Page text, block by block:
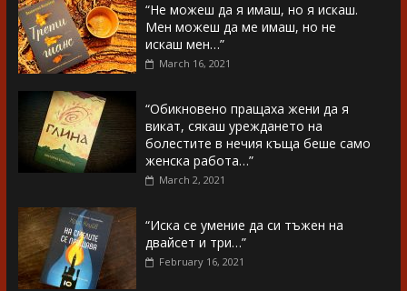
“Не можеш да я имаш, но я искаш.
Мен можеш да ме имаш, но не
искаш мен…”
March 16, 2021
“Обикновено пращаха жени да я
викат, сякаш уреждането на
болестите в нечия къща беше само
женска работа…”
March 2, 2021
“Иска се умение да си тъжен на
двайсет и три…”
February 16, 2021